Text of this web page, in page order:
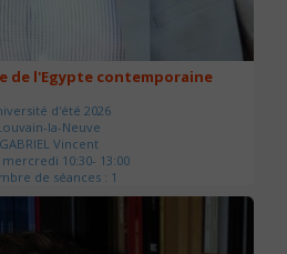
de l'Egypte contemporaine
d'été 2026
la-Neuve
GABRIEL Vincent
mercredi 10:30- 13:00
de séances : 1
21 €